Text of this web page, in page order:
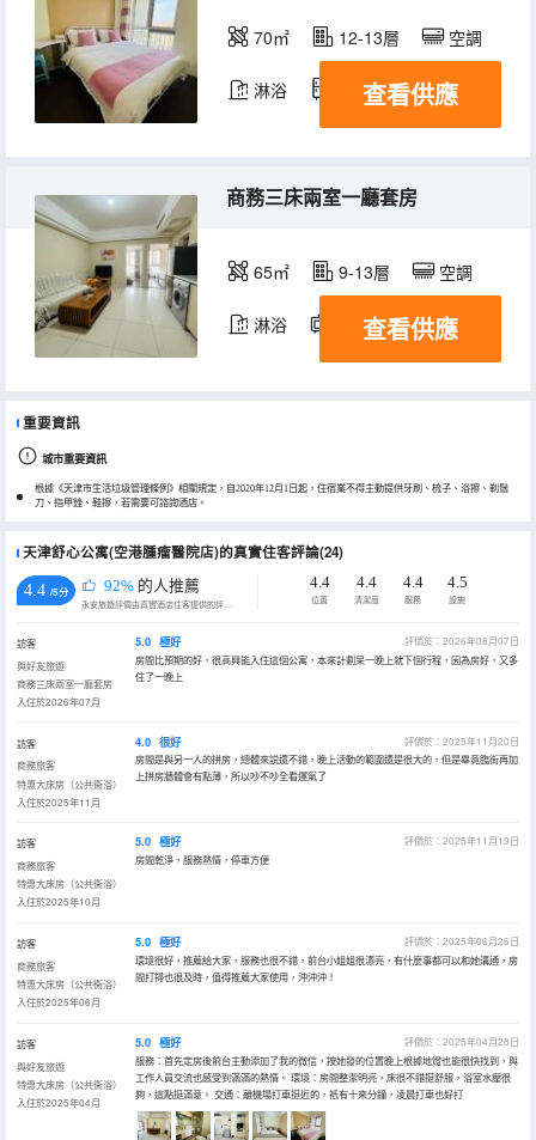
70㎡ 12-13層 空調
淋浴 冰箱查看供應
商務三床兩室一廳套房
65㎡ 9-13層 空調
淋浴 電視機 冰箱
查看供應
重要資訊
城市重要資訊
根據《天津市生活垃圾管理條例》相關規定，自2020年12月1日起，住宿業不得主動提供牙刷、梳子、浴擦、剃鬚
刀、指甲銼、鞋擦，若需要可諮詢酒店。
天津舒心公寓(空港腫瘤醫院店)的真實住客評論(24)
4.4 /5分 92% 的人推薦
永安旅遊評價由真實酒店住客提供的評價。
4.4
位置
4.4
清潔度
4.4
服務
4.5
設施
訪客
與好友旅遊
商務三床兩室一廳套房
入住於2026年07月
5.0 極好
評價於：2026年08月07日
房間比預期的好，很高興能入住這個公寓，本來計劃呆一晚上就下個行程，因為房好，又多
住了一晚上
訪客
商務旅客
特惠大床房（公共衞浴）
入住於2025年11月
4.0 很好
評價於：2025年11月20日
房間是與另一人的拼房，總體來説還不錯，晚上活動的範圍還是很大的，但是畢竟臨街再加
上拼房牆體會有點薄，所以吵不吵全看運氣了
訪客
商務旅客
特惠大床房（公共衞浴）
入住於2025年10月
5.0 極好
評價於：2025年11月19日
房間乾淨，服務熱情，停車方便
訪客
商務旅客
特惠大床房（公共衞浴）
入住於2025年06月
5.0 極好
評價於：2025年06月26日
環境很好，推薦給大家，服務也很不錯，前台小姐姐很漂亮，有什麼事都可以和她溝通，房
間打掃也很及時，值得推薦大家使用，沖沖沖！
訪客
與好友旅遊
特惠大床房（公共衞浴）
入住於2025年04月
5.0 極好
評價於：2025年04月28日
服務：首先定房後前台主動添加了我的微信，按她發的位置晚上根據地燈也能很快找到，與
工作人員交流也感受到滿滿的熱情。 環境：房間整潔明亮，床很不錯挺舒服，浴室水壓很
夠，這點挺滿意。 交通：離機場打車挺近的，衹有十來分鐘，凌晨打車也好打